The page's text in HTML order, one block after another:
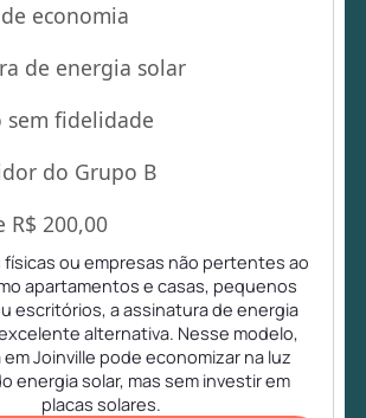
economia
de energia solar
sem fidelidade
do Grupo B
R$ 200,00
físicas ou empresas não pertentes ao
apartamentos e casas, pequenos
escritórios, a assinatura de energia
alternativa. Nesse modelo,
Joinville pode economizar na luz
energia solar, mas sem investir em
placas solares.